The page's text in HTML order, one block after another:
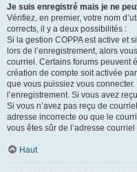
Je suis enregistré mais je ne
Vérifiez, en premier, votre nom
corrects, il y a deux possibilités :
Si la gestion COPPA est active et
lors de l’enregistrement, alors
courriel. Certains forums peuvent
création de compte soit activée
que vous puissiez vous
l’enregistrement. Si vous avez
Si vous n’avez pas reçu de
adresse incorrecte ou que le
vous êtes sûr de l’adresse
Haut